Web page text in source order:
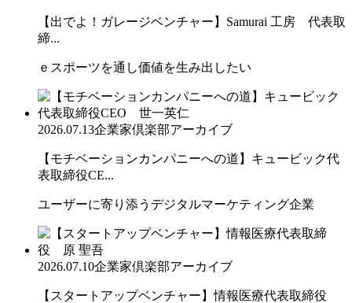
【出でよ！ガレージベンチャー】Samurai 工房 代表取
締...
ｅスポーツを通し価値を生み出したい
2026.07.13企業家倶楽部アーカイブ
【モチベーションカンパニーへの道】キュービック代
表取締役CE...
ユーザーに寄り添うデジタルマーケティング企業
2026.07.10企業家倶楽部アーカイブ
【スタートアップベンチャー】情報医療代表取締役